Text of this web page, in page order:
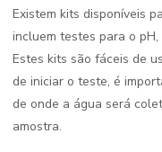
Existem kits disponíveis
incluem testes para o
Estes kits são fáceis de
de iniciar o teste, é
de onde a água será
amostra.